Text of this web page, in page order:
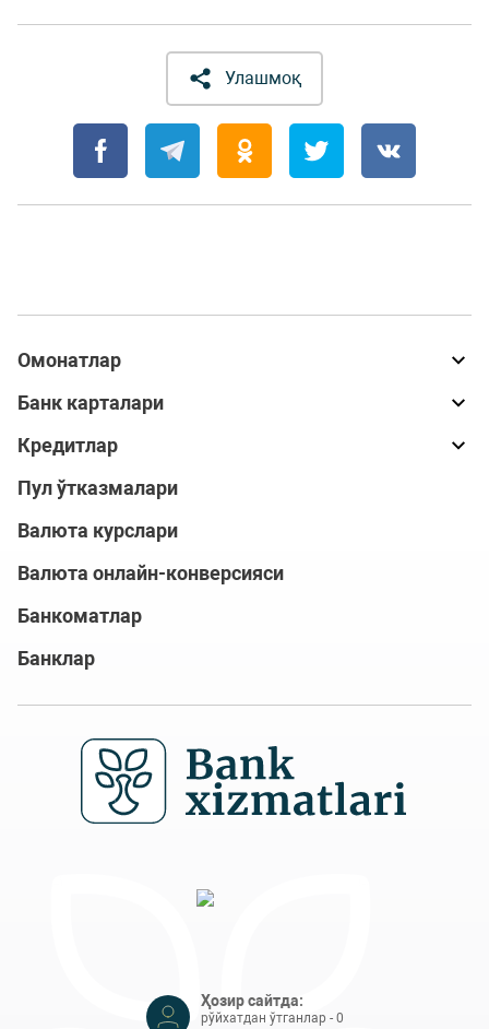
Улашмоқ
Омонатлар
Банк карталари
Кредитлар
Пул ўтказмалари
Валюта курслари
Валюта онлайн-конверсияси
Банкоматлар
Банклар
Ҳозир сайтда:
рўйхатдан ўтганлар - 0